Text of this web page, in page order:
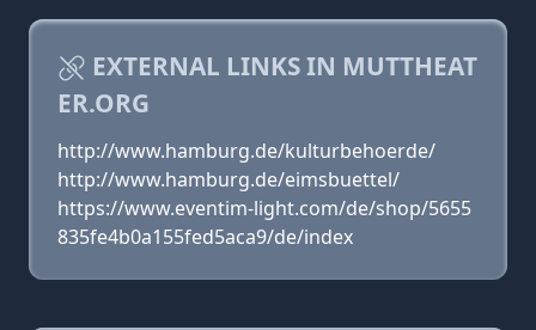
EXTERNAL LINKS IN MUTTHEAT
ER.ORG
http://www.hamburg.de/kulturbehoerde/
http://www.hamburg.de/eimsbuettel/
https://www.eventim-light.com/de/shop/5655
835fe4b0a155fed5aca9/de/index